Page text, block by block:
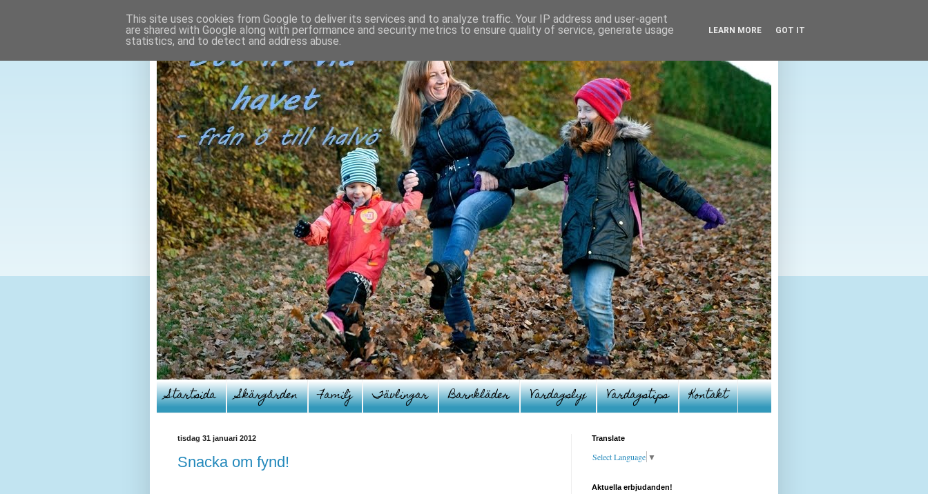
Startsida Skärgården Familj Tävlingar Barnkläder Vardagslyx Vardagstips Kontakt
tisdag 31 januari 2012
Snacka om fynd!
Translate
Select Language ▼
Aktuella erbjudanden!
This site uses cookies from Google to deliver its services and to analyze traffic. Your IP address and user-agent
are shared with Google along with performance and security metrics to ensure quality of service, generate usage
statistics, and to detect and address abuse.
LEARN MORE GOT IT